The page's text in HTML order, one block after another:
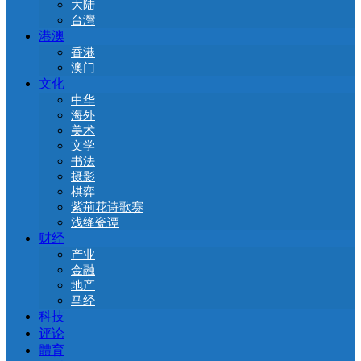
大陆
台灣
港澳
香港
澳门
文化
中华
海外
美术
文学
书法
摄影
棋弈
紫荊花诗歌赛
浅绛瓷谭
财经
产业
金融
地产
马经
科技
评论
體育